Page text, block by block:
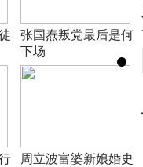
张国焘叛党最后是何
下场
周立波富婆新娘婚史